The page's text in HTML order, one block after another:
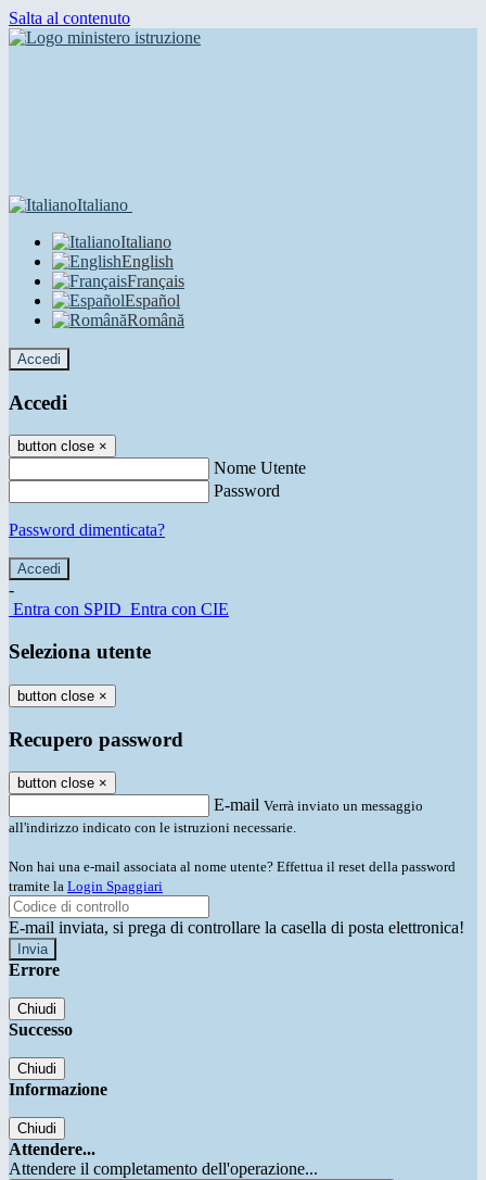
Salta al contenuto
Italiano
Italiano
English
Français
Español
Română
Accedi
Accedi
button close ×
Nome Utente
Password
Password dimenticata?
-
Entra con SPID Entra con CIE
Seleziona utente
button close ×
Recupero password
button close ×
E-mail Verrà inviato un messaggio
all'indirizzo indicato con le istruzioni necessarie.
Non hai una e-mail associata al nome utente? Effettua il reset della password
tramite la Login Spaggiari
E-mail inviata, si prega di controllare la casella di posta elettronica!
Errore
Chiudi
Successo
Chiudi
Informazione
Chiudi
Attendere...
Attendere il completamento dell'operazione...